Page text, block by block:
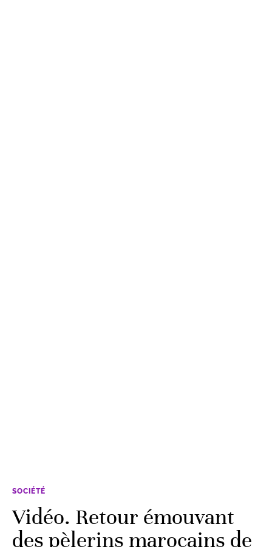
SOCIÉTÉ
Vidéo. Retour émouvant
des pèlerins marocains de